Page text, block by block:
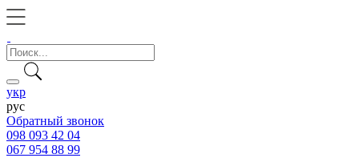
укр
рус
Обратный звонок
098 093 42 04
067 954 88 99